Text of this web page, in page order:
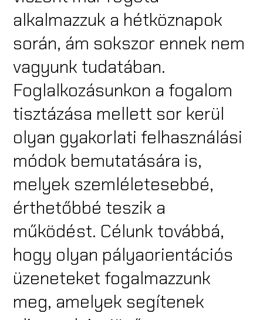
alkalmazzuk a hétköznapok
során, ám sokszor ennek nem
vagyunk tudatában.
Foglalkozásunkon a fogalom
tisztázása mellett sor kerül
olyan gyakorlati felhasználási
módok bemutatására is,
melyek szemléletesebbé,
érthetőbbé teszik a
működést. Célunk továbbá,
hogy olyan pályaorientációs
üzeneteket fogalmazzunk
meg, amelyek segítenek